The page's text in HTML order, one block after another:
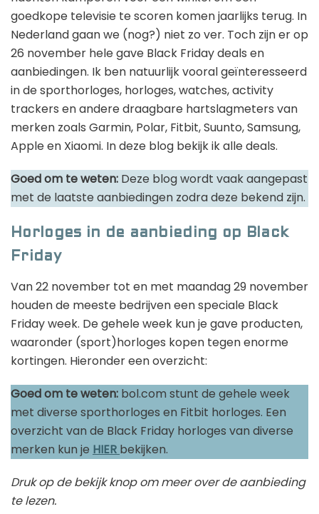
goedkope televisie te scoren komen jaarlijks terug. In
Nederland gaan we (nog?) niet zo ver. Toch zijn er op
26 november hele gave Black Friday deals en
aanbiedingen. Ik ben natuurlijk vooral geïnteresseerd
in de sporthorloges, horloges, watches, activity
trackers en andere draagbare hartslagmeters van
merken zoals Garmin, Polar, Fitbit, Suunto, Samsung,
Apple en Xiaomi. In deze blog bekijk ik alle deals.
Goed om te weten: Deze blog wordt vaak aangepast
met de laatste aanbiedingen zodra deze bekend zijn.
Horloges in de aanbieding op Black
Friday
Van 22 november tot en met maandag 29 november
houden de meeste bedrijven een speciale Black
Friday week. De gehele week kun je gave producten,
waaronder (sport)horloges kopen tegen enorme
kortingen. Hieronder een overzicht:
Goed om te weten: bol.com stunt de gehele week
met diverse sporthorloges en Fitbit horloges. Een
overzicht van de Black Friday horloges van diverse
merken kun je HIER bekijken.
Druk op de bekijk knop om meer over de aanbieding
te lezen.